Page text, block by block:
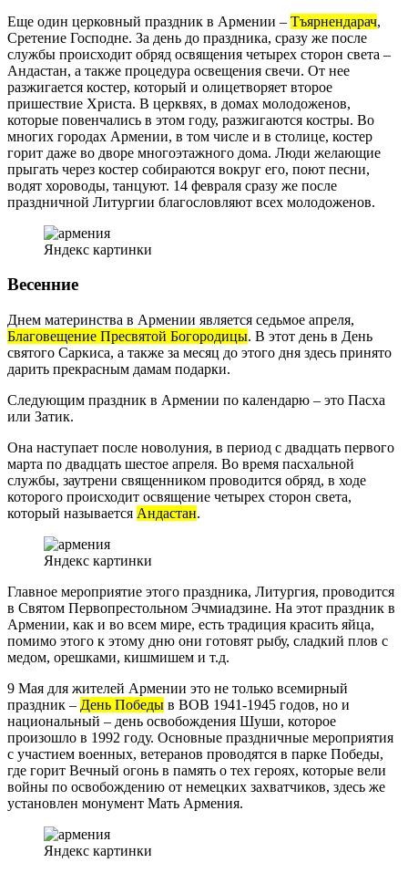
Еще один церковный праздник в Армении – Тъярнендарач,
Сретение Господне. За день до праздника, сразу же после
службы происходит обряд освящения четырех сторон света –
Андастан, а также процедура освещения свечи. От нее
разжигается костер, который и олицетворяет второе
пришествие Христа. В церквях, в домах молодоженов,
которые повенчались в этом году, разжигаются костры. Во
многих городах Армении, в том числе и в столице, костер
горит даже во дворе многоэтажного дома. Люди желающие
прыгать через костер собираются вокруг его, поют песни,
водят хороводы, танцуют. 14 февраля сразу же после
праздничной Литургии благословляют всех молодоженов.
Яндекс картинки
Весенние
Днем материнства в Армении является седьмое апреля,
Благовещение Пресвятой Богородицы. В этот день в День
святого Саркиса, а также за месяц до этого дня здесь принято
дарить прекрасным дамам подарки.
Следующим праздник в Армении по календарю – это Пасха
или Затик.
Она наступает после новолуния, в период с двадцать первого
марта по двадцать шестое апреля. Во время пасхальной
службы, заутрени священником проводится обряд, в ходе
которого происходит освящение четырех сторон света,
который называется Андастан.
Яндекс картинки
Главное мероприятие этого праздника, Литургия, проводится
в Святом Первопрестольном Эчмиадзине. На этот праздник в
Армении, как и во всем мире, есть традиция красить яйца,
помимо этого к этому дню они готовят рыбу, сладкий плов с
медом, орешками, кишмишем и т.д.
9 Мая для жителей Армении это не только всемирный
праздник – День Победы в ВОВ 1941-1945 годов, но и
национальный – день освобождения Шуши, которое
произошло в 1992 году. Основные праздничные мероприятия
с участием военных, ветеранов проводятся в парке Победы,
где горит Вечный огонь в память о тех героях, которые вели
войны по освобождению от немецких захватчиков, здесь же
установлен монумент Мать Армения.
Яндекс картинки